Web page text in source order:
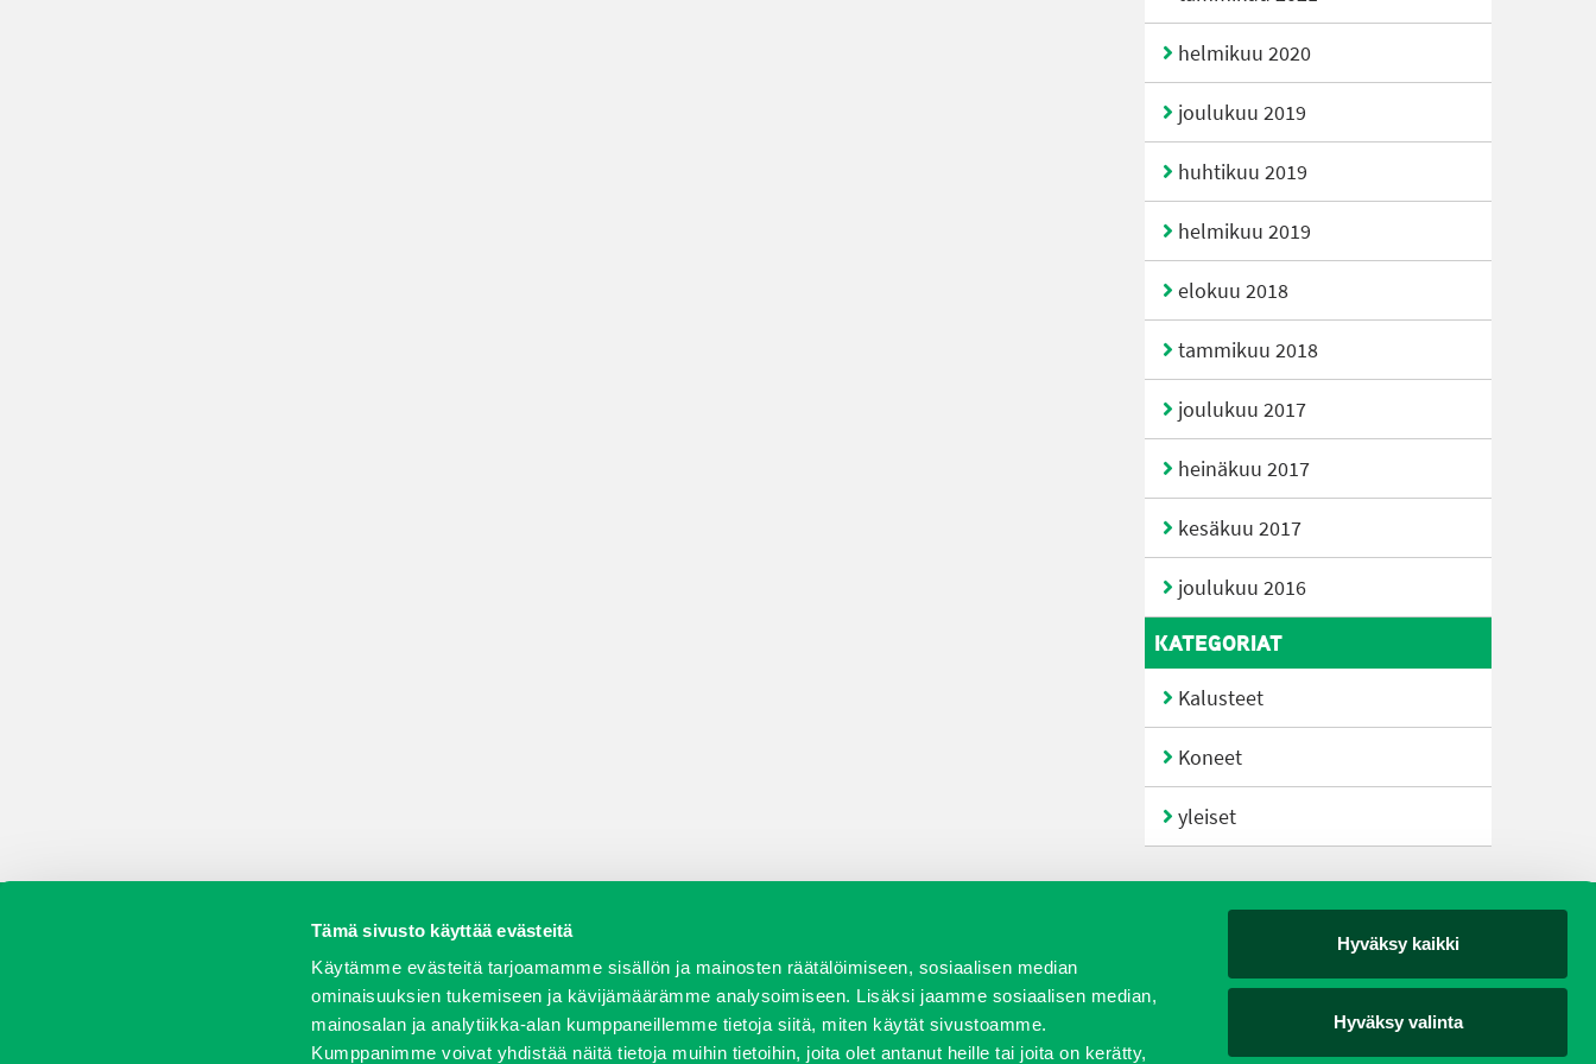
Tämä sivusto käyttää evästeitä
Käytämme evästeitä tarjoamamme sisällön ja mainosten räätälöimiseen, sosiaalisen median
ominaisuuksien tukemiseen ja kävijämäärämme analysoimiseen. Lisäksi jaamme sosiaalisen median,
mainosalan ja analytiikka-alan kumppaneillemme tietoja siitä, miten käytät sivustoamme.
Kumppanimme voivat yhdistää näitä tietoja muihin tietoihin, joita olet antanut heille tai joita on kerätty,
Hyväksy kaikki
Hyväksy valinta
helmikuu 2020
joulukuu 2019
huhtikuu 2019
helmikuu 2019
elokuu 2018
tammikuu 2018
joulukuu 2017
heinäkuu 2017
kesäkuu 2017
joulukuu 2016
KATEGORIAT
Kalusteet
Koneet
yleiset
Vaihtokoneet Kalusteet Huolto ja varaosat Verkkokauppa JT Vuokrakone Jälleenmyyjät